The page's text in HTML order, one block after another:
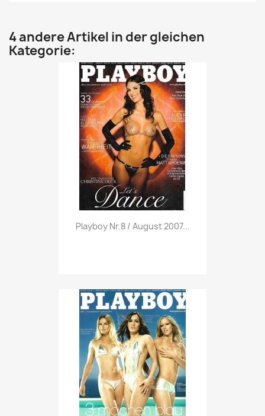
4 andere Artikel in der gleichen
Kategorie:
Vorschau
Playboy Nr.8 / August 2007...